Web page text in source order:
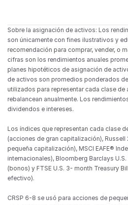
Sobre la asignación de activos: Los
son únicamente con fines ilustrativos y
recomendación para comprar, vender, o
cifras son los rendimientos anuales
planes hipotéticos de asignación de
de activos son promedios ponderados
utilizados para representar cada clase
rebalancean anualmente. Los
dividendos e intereses.
Los índices que representan cada clase
(acciones de gran capitalización),
pequeña capitalización), MSCI EAFE®
internacionales), Bloomberg Barclays
(bonos) y FTSE U.S. 3- month Treasury
efectivo).
CRSP 6-8 se usó para acciones de